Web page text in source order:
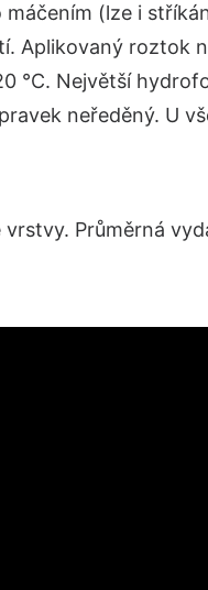
(lze i
Aplikovaný roztok
°C. Největší
neředěný. U
vrstvy. Průměrná